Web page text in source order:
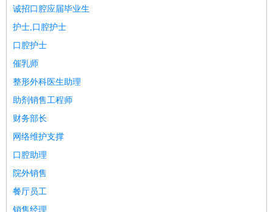
诚招口腔应届毕业生
护士,口腔护士
口腔护士
催乳师
整形外科医生助理
助剂销售工程师
财务部长
网络维护支撑
口腔助理
院外销售
餐厅员工
销售经理